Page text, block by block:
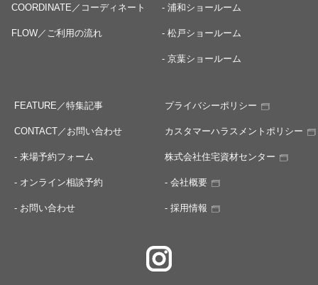
COORDINATE／コーディネート
FLOW／ご利用の流れ
- 浦和ショールーム
- 松戸ショールーム
- 京葉ショールーム
FEATURE／特集記事
CONTACT／お問い合わせ
- 来場予約フォーム
- オンライン相談予約
- お問い合わせ
プライバシーポリシー
カスタマーハラスメントポリシー
株式会社住宅資材センター
- 会社概要
- 採用情報